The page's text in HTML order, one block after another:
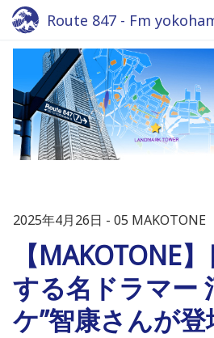
Route 847 - Fm
2025年4月26日 05 MAKOTONE
【MAKOTONE
する名ドラマー
ケ”智康さんが登